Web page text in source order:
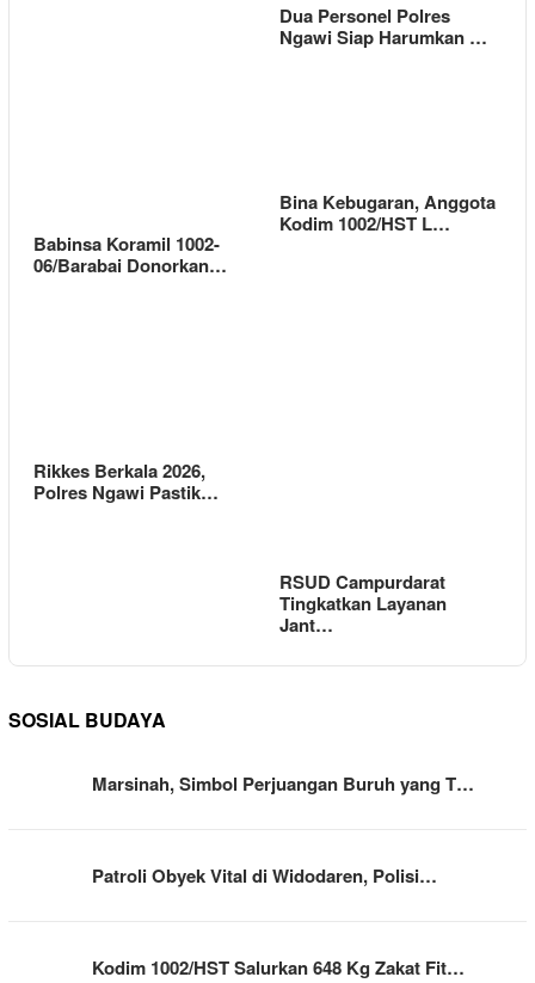
Dua Personel Polres
Ngawi Siap Harumkan …
Babinsa Koramil 1002-
06/Barabai Donorkan…
Bina Kebugaran, Anggota
Kodim 1002/HST L…
Rikkes Berkala 2026,
Polres Ngawi Pastik…
RSUD Campurdarat
Tingkatkan Layanan
Jant…
SOSIAL BUDAYA
Marsinah, Simbol Perjuangan Buruh yang T…
Patroli Obyek Vital di Widodaren, Polisi…
Kodim 1002/HST Salurkan 648 Kg Zakat Fit…